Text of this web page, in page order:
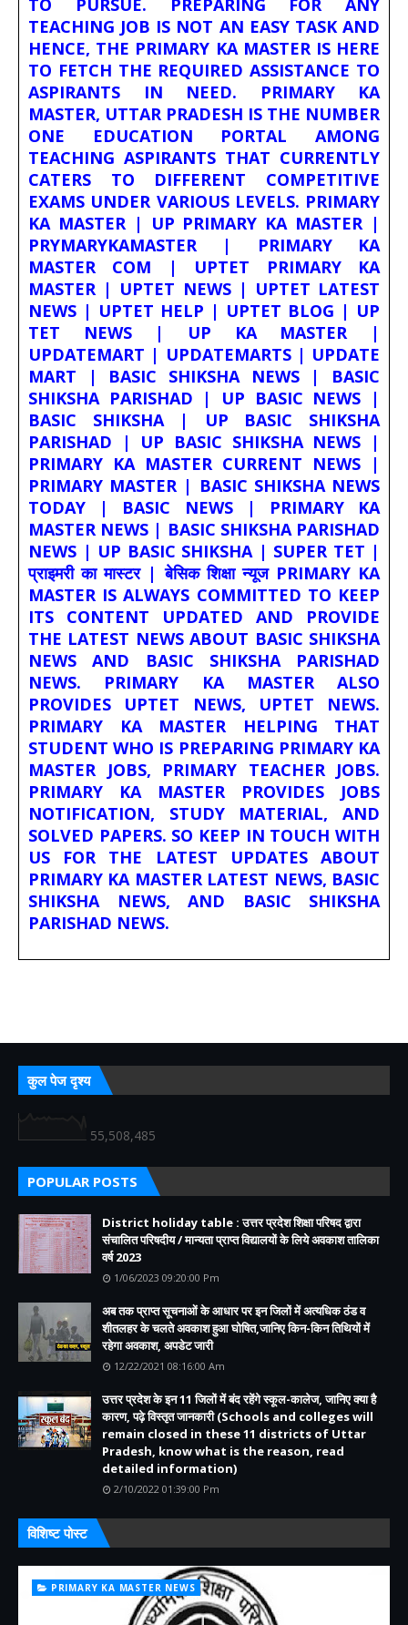
TO PURSUE. PREPARING FOR ANY
TEACHING JOB IS NOT AN EASY TASK AND
HENCE, THE PRIMARY KA MASTER IS HERE
TO FETCH THE REQUIRED ASSISTANCE TO
ASPIRANTS IN NEED. PRIMARY KA
MASTER, UTTAR PRADESH IS THE NUMBER
ONE EDUCATION PORTAL AMONG
TEACHING ASPIRANTS THAT CURRENTLY
CATERS TO DIFFERENT COMPETITIVE
EXAMS UNDER VARIOUS LEVELS. PRIMARY
KA MASTER | UP PRIMARY KA MASTER |
PRYMARYKAMASTER | PRIMARY KA
MASTER COM | UPTET PRIMARY KA
MASTER | UPTET NEWS | UPTET LATEST
NEWS | UPTET HELP | UPTET BLOG | UP
TET NEWS | UP KA MASTER |
UPDATEMART | UPDATEMARTS | UPDATE
MART | BASIC SHIKSHA NEWS | BASIC
SHIKSHA PARISHAD | UP BASIC NEWS |
BASIC SHIKSHA | UP BASIC SHIKSHA
PARISHAD | UP BASIC SHIKSHA NEWS |
PRIMARY KA MASTER CURRENT NEWS |
PRIMARY MASTER | BASIC SHIKSHA NEWS
TODAY | BASIC NEWS | PRIMARY KA
MASTER NEWS | BASIC SHIKSHA PARISHAD
NEWS | UP BASIC SHIKSHA | SUPER TET |
प्राइमरी का मास्टर | बेसिक शिक्षा न्यूज PRIMARY KA
MASTER IS ALWAYS COMMITTED TO KEEP
ITS CONTENT UPDATED AND PROVIDE
THE LATEST NEWS ABOUT BASIC SHIKSHA
NEWS AND BASIC SHIKSHA PARISHAD
NEWS. PRIMARY KA MASTER ALSO
PROVIDES UPTET NEWS, UPTET NEWS.
PRIMARY KA MASTER HELPING THAT
STUDENT WHO IS PREPARING PRIMARY KA
MASTER JOBS, PRIMARY TEACHER JOBS.
PRIMARY KA MASTER PROVIDES JOBS
NOTIFICATION, STUDY MATERIAL, AND
SOLVED PAPERS. SO KEEP IN TOUCH WITH
US FOR THE LATEST UPDATES ABOUT
PRIMARY KA MASTER LATEST NEWS, BASIC
SHIKSHA NEWS, AND BASIC SHIKSHA
PARISHAD NEWS.
कुल पेज दृश्य
55,508,485
POPULAR POSTS
District holiday table : उत्तर प्रदेश शिक्षा परिषद द्वारा
संचालित परिषदीय / मान्यता प्राप्त विद्यालयों के लिये अवकाश तालिका
वर्ष 2023
1/06/2023 09:20:00 Pm
अब तक प्राप्त सूचनाओं के आधार पर इन जिलों में अत्यधिक ठंड व
शीतलहर के चलते अवकाश हुआ घोषित,जानिए किन-किन तिथियों में
रहेगा अवकाश, अपडेट जारी
12/22/2021 08:16:00 Am
उत्तर प्रदेश के इन 11 जिलों में बंद रहेंगे स्कूल-कालेज, जानिए क्या है
कारण, पढ़े विस्तृत जानकारी (Schools and colleges will
remain closed in these 11 districts of Uttar
Pradesh, know what is the reason, read
detailed information)
2/10/2022 01:39:00 Pm
विशिष्ट पोस्ट
PRIMARY KA MASTER NEWS